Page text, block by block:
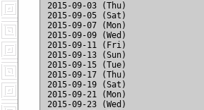
2015-09-03 (Thu)
2015-09-05 (Sat)
2015-09-07 (Mon)
2015-09-09 (Wed)
2015-09-11 (Fri)
2015-09-13 (Sun)
2015-09-15 (Tue)
2015-09-17 (Thu)
2015-09-19 (Sat)
2015-09-21 (Mon)
2015-09-23 (Wed)